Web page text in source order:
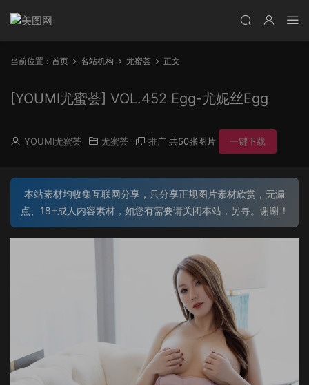
当前位置： 首页 名站机构 尤蜜荟 正文
[YOUMI尤蜜荟] VOL.452 Egg-尤妮丝Egg
YOUMI尤蜜荟 尤蜜荟 推广 共50张图片 一键下载
本站素材均收集互联网分享，只分享正规图片素材欣赏，无漏
点、18+成人内容素材，如您有需要请关闭本站，另寻。谢谢！